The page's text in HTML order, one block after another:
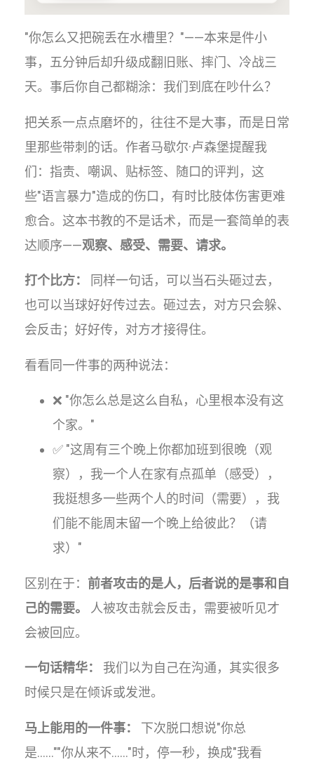
"你怎么又把碗丢在水槽里？"——本来是件小
事，五分钟后却升级成翻旧账、摔门、冷战三
天。事后你自己都糊涂：我们到底在吵什么？
把关系一点点磨坏的，往往不是大事，而是日常
里那些带刺的话。作者马歇尔·卢森堡提醒我
们：指责、嘲讽、贴标签、随口的评判，这
些"语言暴力"造成的伤口，有时比肢体伤害更难
愈合。这本书教的不是话术，而是一套简单的表
达顺序——观察、感受、需要、请求。
打个比方：
同样一句话，可以当石头砸过去，
也可以当球好好传过去。砸过去，对方只会躲、
会反击；好好传，对方才接得住。
看看同一件事的两种说法：
❌ "你怎么总是这么自私，心里根本没有这
个家。"
✅ "这周有三个晚上你都加班到很晚（观
察），我一个人在家有点孤单（感受），
我挺想多一些两个人的时间（需要），我
们能不能周末留一个晚上给彼此？（请
求）"
区别在于： 前者攻击的是人，后者说的是事和自
己的需要。
人被攻击就会反击，需要被听见才
会被回应。
一句话精华：
我们以为自己在沟通，其实很多
时候只是在倾诉或发泄。
马上能用的一件事：
下次脱口想说"你总
是……""你从来不……"时，停一秒，换成"我看